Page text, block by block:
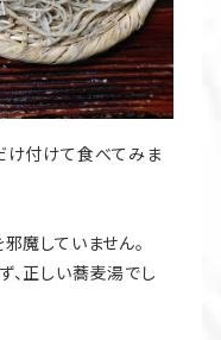
け付けて食べてみま
魔していません。
、正しい蕎麦湯でし